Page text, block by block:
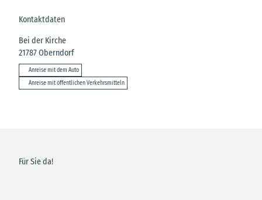
Kontaktdaten
Bei der Kirche
21787Oberndorf
Anreise mit dem Auto
Anreise mit öffentlichen Verkehrsmitteln
Für Sie da!